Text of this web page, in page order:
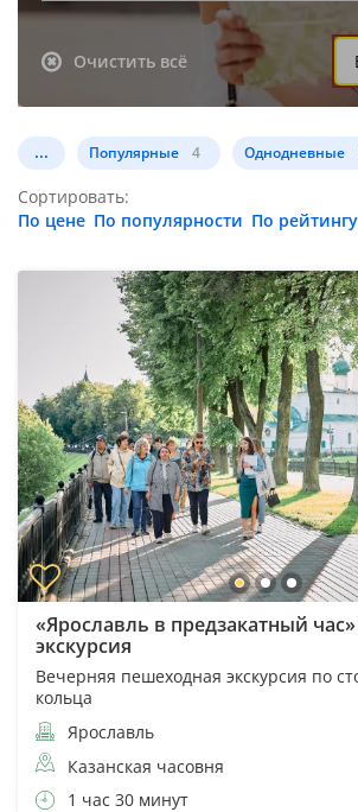
Очистить всё
... Популярные 4 Однодневные
Сортировать:
По цене По популярности По рейтингу
«Ярославль в предзакатный
экскурсия
Вечерняя пешеходная экскурсия по
кольца
Ярославль
Казанская часовня
1 час 30 минут